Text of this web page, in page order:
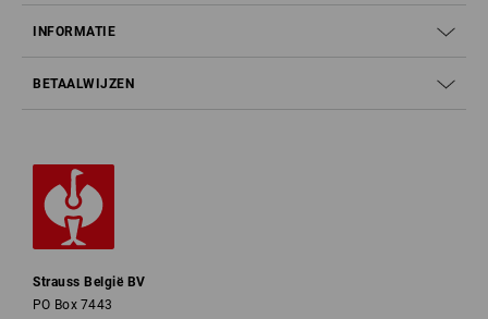
INFORMATIE
BETAALWIJZEN
Strauss België BV
PO Box 7443